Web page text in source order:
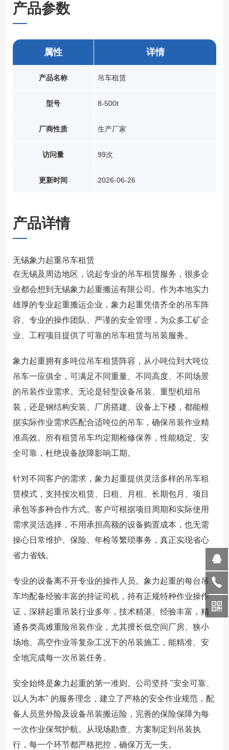
产品参数
属性
产品名称
型号
厂商性质
访问量
更新时间
详情
吊车租赁
8-500t
生产厂家
99次
2026-06-26
产品详情
无锡象力起重吊车租赁
在无锡及周边地区，说起专业的吊车租赁服务，很多企
业都会想到无锡象力起重搬运有限公司。作为本地实力
雄厚的专业起重搬运企业，象力起重凭借齐全的吊车阵
容、专业的操作团队、严谨的安全管理，为众多工矿企
业、工程项目提供了可靠的吊车租赁与吊装服务。
象力起重拥有多吨位吊车租赁阵容，从小吨位到大吨位
吊车一应俱全，可满足不同重量、不同高度、不同场景
的吊装作业需求。无论是轻型设备吊装、重型机组吊
装，还是钢结构安装、厂房搭建、设备上下楼，都能根
据实际作业需求匹配合适吨位的吊车，确保吊装作业精
准高效。所有租赁吊车均定期检修保养，性能稳定、安
全可靠，杜绝设备故障影响工期。
针对不同客户的需求，象力起重提供灵活多样的吊车租
赁模式，支持按次租赁、日租、月租、长期包月、项目
承包等多种合作方式。客户可根据项目周期和实际使用
需求灵活选择，不用承担高额的设备购置成本，也无需
操心日常维护、保险、年检等繁琐事务，真正实现省心
省力省钱。
专业的设备离不开专业的操作人员。象力起重的每台吊
车均配备经验丰富的持证司机，持有正规特种作业操作
证，深耕起重吊装行业多年，技术精湛、经验丰富，精
通各类高难重险吊装作业，尤其擅长低空间厂房、狭小
场地、高空作业等复杂工况下的吊装施工，能精准、安
全地完成每一次吊装任务。
安全始终是象力起重的第一准则。公司坚持 "安全可靠、
以人为本" 的服务理念，建立了严格的安全作业规范，配
备人员意外险及设备吊装搬运险，完善的保险保障为每
一次作业保驾护航。从现场勘查、方案制定到吊装执
行，每一个环节都严格把控，确保万无一失。